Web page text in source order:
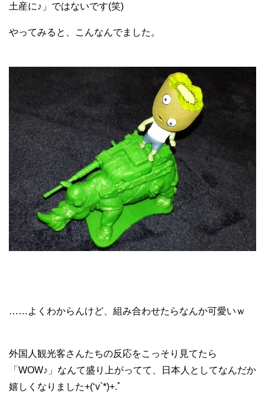
土産に♪」ではないです(笑)
やってみると、こんなんでました。
……よくわからんけど、組み合わせたらなんか可愛いｗ
外国人観光客さんたちの反応をこっそり見てたら
「WOW♪」なんて盛り上がってて、日本人としてなんだか
嬉しくなりました+(‘v`*)+.ﾟ